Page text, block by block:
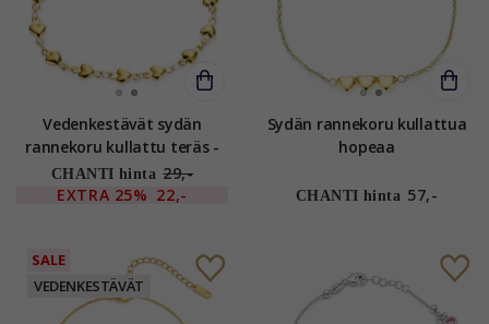
Vedenkestävät sydän
rannekoru kullattu teräs -
OCEANA
CHANTI hinta 29,-
EXTRA 25% 22,-
Sydän rannekoru kullattua
hopeaa
CHANTI hinta 57,-
SALE
VEDENKESTÄVÄT